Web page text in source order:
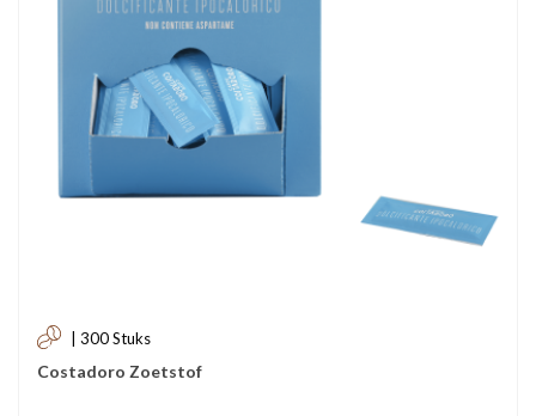
| 300 Stuks
Costadoro Zoetstof